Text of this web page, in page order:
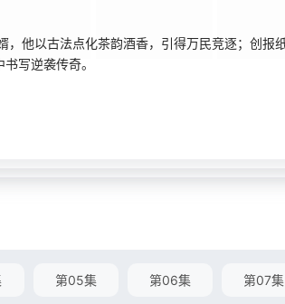
他以古法点化茶韵酒香，引得万民竞逐；创报
写逆袭传奇。
第05集 第06集 第07集